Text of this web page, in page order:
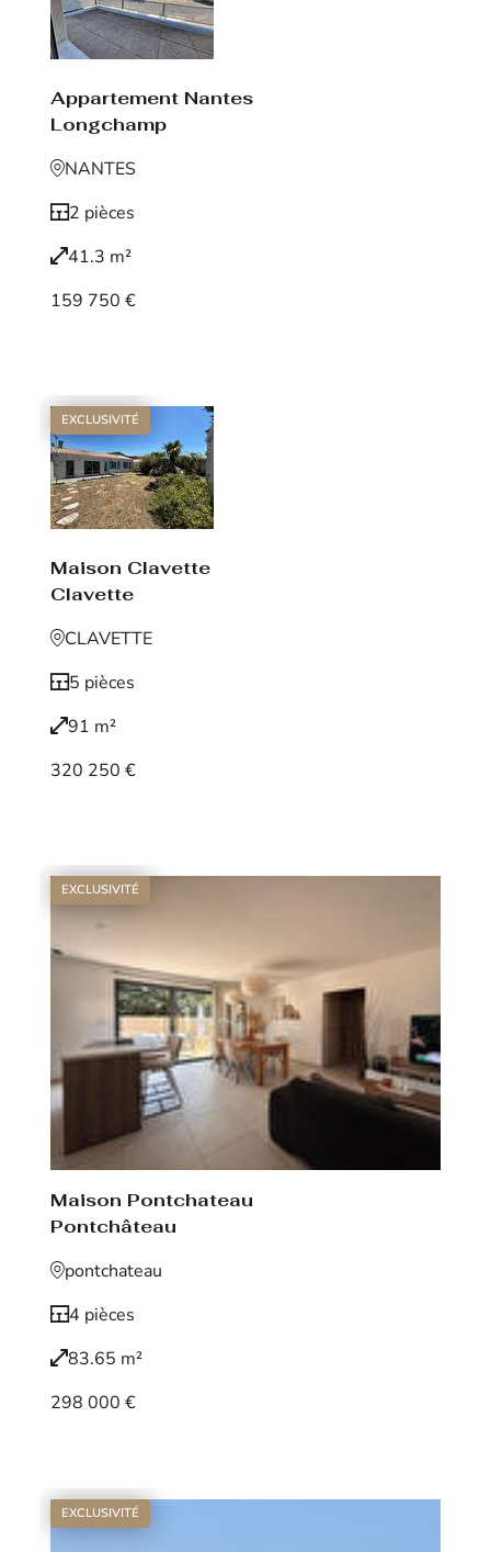
Appartement Nantes
Longchamp
NANTES
2 pièces
41.3 m²
159 750 €
EXCLUSIVITÉ
Maison Clavette
Clavette
CLAVETTE
5 pièces
91 m²
320 250 €
EXCLUSIVITÉ
Maison Pontchateau
Pontchâteau
pontchateau
4 pièces
83.65 m²
298 000 €
EXCLUSIVITÉ